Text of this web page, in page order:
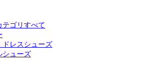
テゴリすべて
ドレスシューズ
シューズ